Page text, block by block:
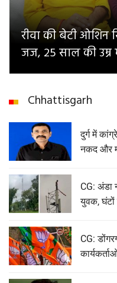
रीवा की बेटी ओशिन
जज, 25 साल की उम्र
Chhattisgarh
दुर्ग में
नकद और
CG: अंडा
युवक, घंटों
CG: